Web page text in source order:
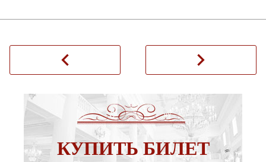
navigate_before navigate_next
КУПИТЬ БИЛЕТ